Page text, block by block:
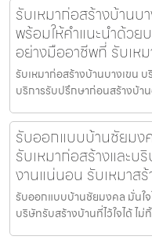
รับเหมาก่อสร้างบ้าน
พร้อมให้คำแนะนำด้ว
อย่างมืออาชีพที่ รับเห
รับเหมาก่อสร้างบ้านบางเขน
บริการรับปรึกษาก่อนสร้างบ้า
รับออกแบบบ้านชัยมง
รับเหมาก่อสร้างและบ
งานแน่นอน รับเหมาส
รับออกแบบบ้านชัยมงคล มั่นใ
บริษัทรับสร้างบ้านที่ไว้ใจได้ ไ